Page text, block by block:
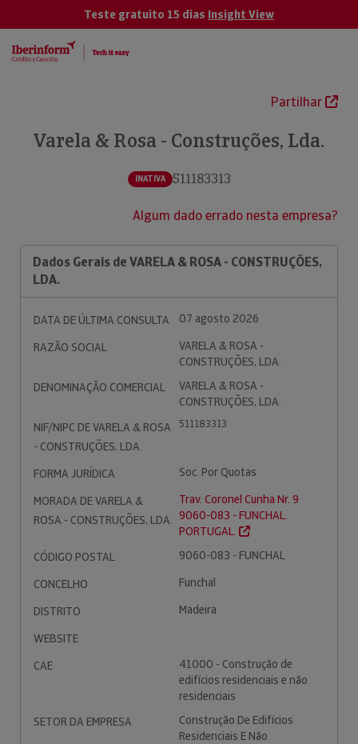
Teste gratuito 15 dias Insight View
Partilhar
Varela & Rosa - Construções, Lda.
INATIVA 511183313
Algum dado errado nesta empresa?
Dados Gerais de VARELA & ROSA - CONSTRUÇÕES,
LDA.
DATA DE ÚLTIMA CONSULTA
07 agosto 2026
RAZÃO SOCIAL
VARELA & ROSA -
CONSTRUÇÕES, LDA.
DENOMINAÇÃO COMERCIAL
VARELA & ROSA -
CONSTRUÇÕES, LDA.
NIF/NIPC DE VARELA & ROSA
- CONSTRUÇÕES, LDA.
511183313
FORMA JURÍDICA
Soc. Por Quotas
MORADA DE VARELA &
ROSA - CONSTRUÇÕES, LDA.
Trav. Coronel Cunha Nr. 9
9060-083 - FUNCHAL.
PORTUGAL.
CÓDIGO POSTAL
9060-083 - FUNCHAL
CONCELHO
Funchal
DISTRITO
Madeira
WEBSITE
CAE
41000 - Construção de
edifícios residenciais e não
residenciais
SETOR DA EMPRESA
Construção De Edifícios
Residenciais E Não